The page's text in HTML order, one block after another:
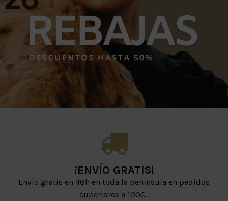
¡ENVÍO GRATIS!
Envío gratis en 48h en toda la península en pedidos
superiores a 100€.